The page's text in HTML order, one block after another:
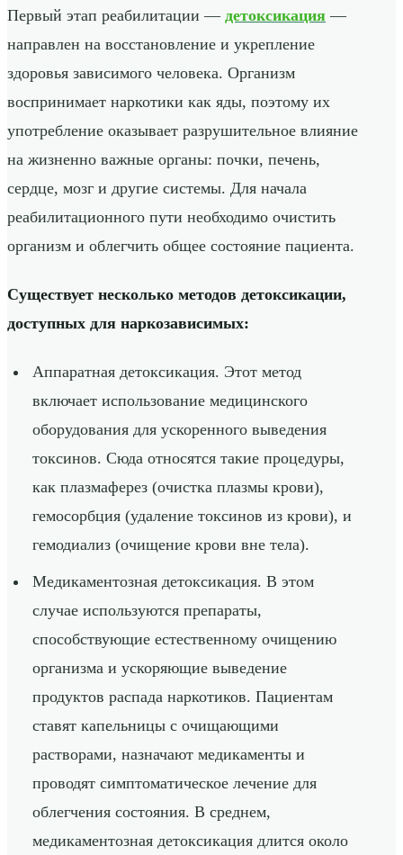
Первый этап реабилитации — детоксикация —
направлен на восстановление и укрепление
здоровья зависимого человека. Организм
воспринимает наркотики как яды, поэтому их
употребление оказывает разрушительное влияние
на жизненно важные органы: почки, печень,
сердце, мозг и другие системы. Для начала
реабилитационного пути необходимо очистить
организм и облегчить общее состояние пациента.
Существует несколько методов детоксикации,
доступных для наркозависимых:
Аппаратная детоксикация. Этот метод
включает использование медицинского
оборудования для ускоренного выведения
токсинов. Сюда относятся такие процедуры,
как плазмаферез (очистка плазмы крови),
гемосорбция (удаление токсинов из крови), и
гемодиализ (очищение крови вне тела).
Медикаментозная детоксикация. В этом
случае используются препараты,
способствующие естественному очищению
организма и ускоряющие выведение
продуктов распада наркотиков. Пациентам
ставят капельницы с очищающими
растворами, назначают медикаменты и
проводят симптоматическое лечение для
облегчения состояния. В среднем,
медикаментозная детоксикация длится около